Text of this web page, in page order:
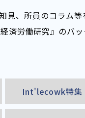
見、所員のコラム等
済労働研究』のバ
Int'lecowk特集